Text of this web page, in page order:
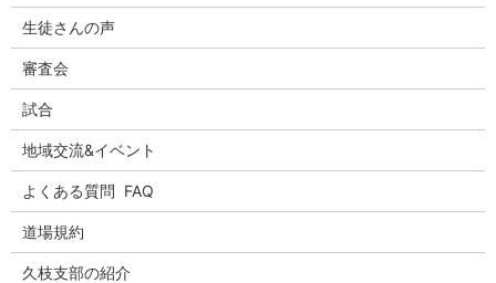
生徒さんの声
審査会
試合
地域交流&イベント
よくある質問 FAQ
道場規約
久枝支部の紹介